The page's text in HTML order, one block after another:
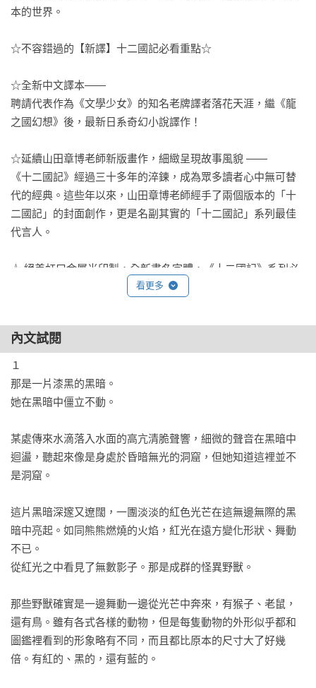
本的世界。
☆不容錯過的【新譯】十二國記必看重點☆
☆全新中文譯本——
聘請代表作為《文學少女》的知名老牌譯者落花天涯，繼《龍
之國幻想》後，最新日系奇幻小說譯作！
☆延續山田章博老師新版畫作，細緻呈現故事風貌 ——
《十二國記》經過三十多年的淬鍊，成為眾多讀者心中無可替
代的經典。這些年以來，山田章博老師經手了兩個版本的「十
二國記」的封面創作，更是名副其實的「十二國記」系列最佳
代言人。
☆ 絕美虹口金屬光印製，全新書名字體，《十二國記》系列必
延續《十二國記》特色雲紋，蒐集全系列，一同拼組《十二國
記》世界全貌。
【《十二國記》歷史事件簿】
記》輝煌時代！
★2002年在眾讀者引頸期盼中達成首次動畫化，時至今日更成
為跨時代的經典大作！
★2013年已出版新裝版系列作共9本，全數進入日本亞馬遜2013
年最佳女性小說榜前30名！新舊版《十二國記》系列作相加，
前50名一共上榜13本！
★精美設計，巧思連發，特別收錄專家《魔界都市》、《吸血
★2024年日本X超熱門討論小說，問世三十年後仍不可輕易錯過
的日系奇幻經典大作！
看更多
內文試閱
１
那是一片漆黑的黑暗。
她在黑暗中僵立不動。
某處傳來水滴落入水面的高亢清脆聲響，細微的聲音在黑暗中
迴盪，聽起來像是身處於昏暗無光的洞窟，但她知道這裡並不
是洞窟。
這片黑暗深邃又遼闊，一團淡淡的紅色光芒在這無邊無際的黑
暗中亮起。如同熊熊燃燒的火焰，紅光在遠方變化形狀、舞動
不已。
從紅光之中看見了無數影子。那是成群的怪異野獸。
那些野獸確實是一邊舞動一邊從光芒中奔來，有猴子、老鼠，
還有鳥。雖有各式各樣的動物，但是每隻動物的外形似乎都和
圖鑑裡看到的形象略有不同，而且都比原本的尺寸大了好幾
倍。有紅的、黑的，還有藍的。